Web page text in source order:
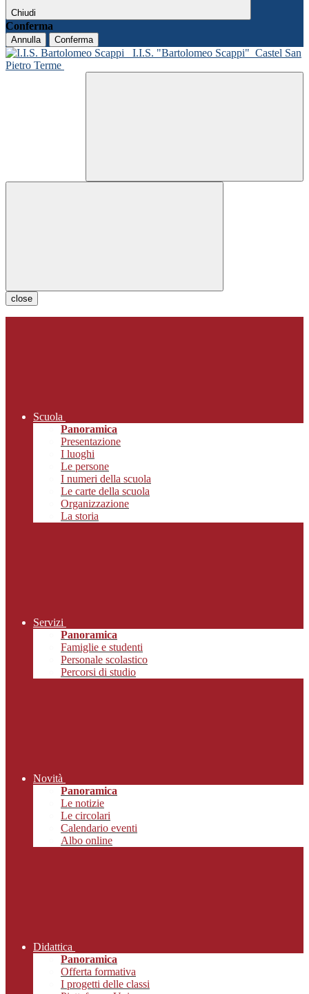
Chiudi
Conferma
Annulla Conferma
I.I.S. "Bartolomeo Scappi" Castel San
Pietro Terme
close
Scuola
Panoramica
Presentazione
I luoghi
Le persone
I numeri della scuola
Le carte della scuola
Organizzazione
La storia
Servizi
Panoramica
Famiglie e studenti
Personale scolastico
Percorsi di studio
Novità
Panoramica
Le notizie
Le circolari
Calendario eventi
Albo online
Didattica
Panoramica
Offerta formativa
I progetti delle classi